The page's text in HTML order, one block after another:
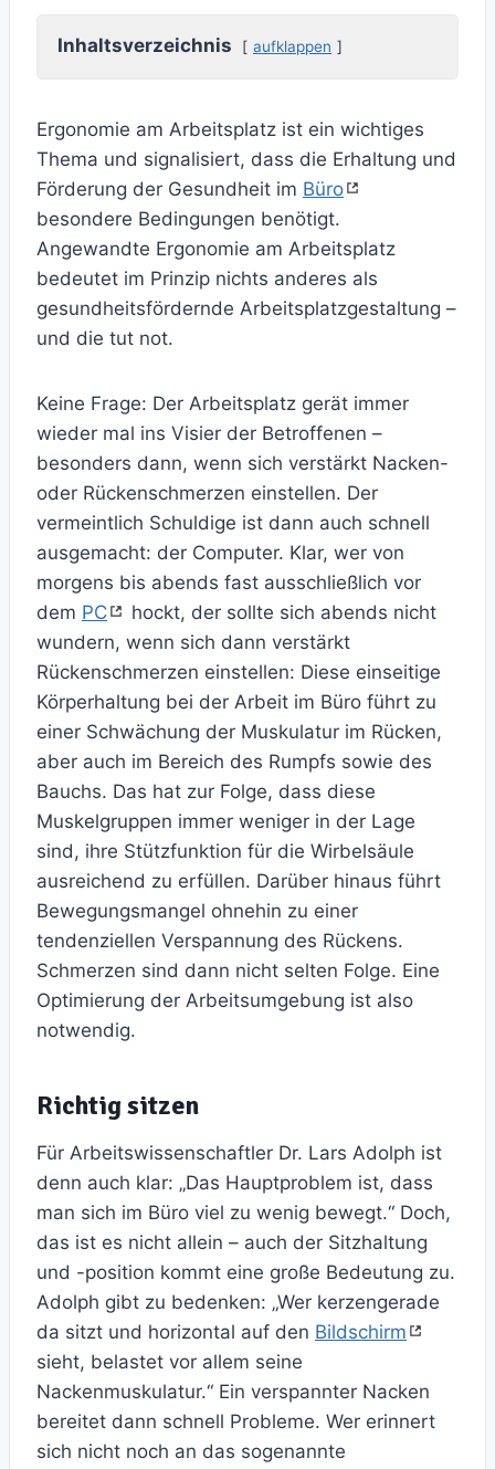
Inhaltsverzeichnis aufklappen
Ergonomie am Arbeitsplatz ist ein wichtiges
Thema und signalisiert, dass die Erhaltung und
Förderung der Gesundheit im Büro
besondere Bedingungen benötigt.
Angewandte Ergonomie am Arbeitsplatz
bedeutet im Prinzip nichts anderes als
gesundheitsfördernde Arbeitsplatzgestaltung –
und die tut not.
Keine Frage: Der Arbeitsplatz gerät immer
wieder mal ins Visier der Betroffenen –
besonders dann, wenn sich verstärkt Nacken-
oder Rückenschmerzen einstellen. Der
vermeintlich Schuldige ist dann auch schnell
ausgemacht: der Computer. Klar, wer von
morgens bis abends fast ausschließlich vor
dem PC
hockt, der sollte sich abends nicht
wundern, wenn sich dann verstärkt
Rückenschmerzen einstellen: Diese einseitige
Körperhaltung bei der Arbeit im Büro führt zu
einer Schwächung der Muskulatur im Rücken,
aber auch im Bereich des Rumpfs sowie des
Bauchs. Das hat zur Folge, dass diese
Muskelgruppen immer weniger in der Lage
sind, ihre Stützfunktion für die Wirbelsäule
ausreichend zu erfüllen. Darüber hinaus führt
Bewegungsmangel ohnehin zu einer
tendenziellen Verspannung des Rückens.
Schmerzen sind dann nicht selten Folge. Eine
Optimierung der Arbeitsumgebung ist also
notwendig.
Richtig sitzen
Für Arbeitswissenschaftler Dr. Lars Adolph ist
denn auch klar: „Das Hauptproblem ist, dass
man sich im Büro viel zu wenig bewegt.“ Doch,
das ist es nicht allein – auch der Sitzhaltung
und -position kommt eine große Bedeutung zu.
Adolph gibt zu bedenken: „Wer kerzengerade
da sitzt und horizontal auf den Bildschirm
sieht, belastet vor allem seine
Nackenmuskulatur.“ Ein verspannter Nacken
bereitet dann schnell Probleme. Wer erinnert
sich nicht noch an das sogenannte